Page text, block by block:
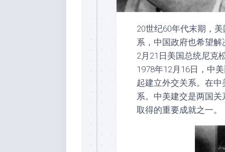
20世纪60年代末期，
系，中国政府也希望
2月21日美国总统尼克
1978年12月16日，中
起建立外交关系。在
系。中美建交是两国
取得的重要成就之一。